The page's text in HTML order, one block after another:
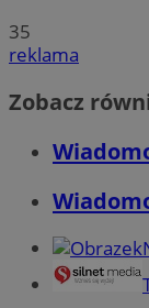
35
reklama
Zobacz